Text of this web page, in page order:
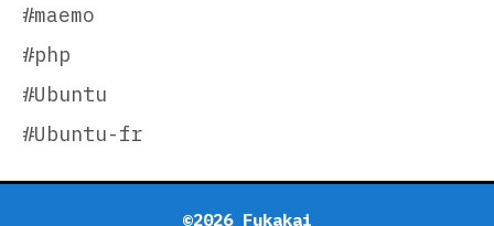
#maemo
#php
#Ubuntu
#Ubuntu-fr
©2026 Fukakai